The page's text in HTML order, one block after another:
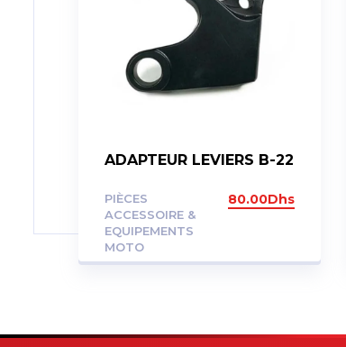
ADAPTEUR LEVIERS B-22
PIÈCES
ACCESSOIRE &
EQUIPEMENTS
MOTO
80.00Dhs